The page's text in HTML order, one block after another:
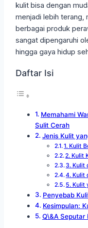
kulit bisa dengan
menjadi lebih terang,
berbagai produk
sangat dipengaruhi
hingga gaya hidup
Daftar Isi
Memahami
Sulit Cerah
Jenis Kulit
1. Kulit
2. Kulit
3. Kulit
4. Kulit
5. Kulit
Penyebab
Kesimpulan:
Q\&A Seputar